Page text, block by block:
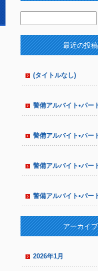
最近の投稿
(タイトルなし)
アーカイブ
2026年1月